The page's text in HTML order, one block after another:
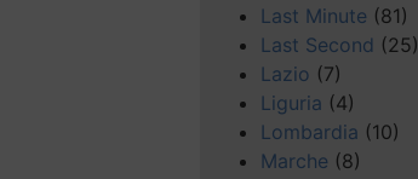
Last Minute (81)
Last Second (25)
Lazio (7)
Liguria (4)
Lombardia (10)
Marche (8)